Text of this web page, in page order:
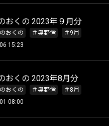
おくの 2023年９月分
おくの ＃奥野倫
＃9月
15:23
おくの 2023年8月分
おくの ＃奥野倫
＃8月
08:00